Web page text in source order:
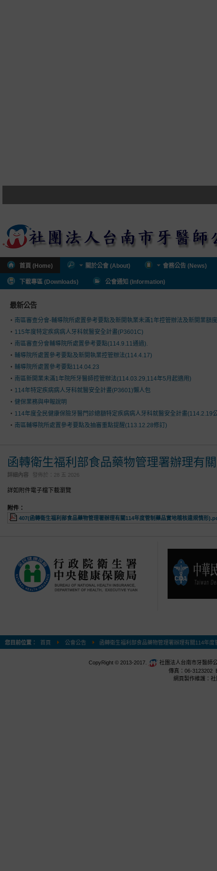
首頁 (Home) 關於公會 (About) 會務公告 (News)
下載專區 (Downloads) 公會通知 (Information)
最新公告
南區審查分會-輔導院所處置參考要點及新開執業未滿1年控管辦法及新開業額
115年度特定疾病病人牙科就醫安全計畫(P3601C)
南區審查分會輔導院所處置參考要點(114.9.11通過).
輔導院所處置參考要點及新開執業控管辦法(114.4.17)
輔導院所處置參考要點114.04.23
南區新開業未滿1年院所牙醫師控管辦法(114.03.29,114年5月起適用)
114年特定疾病病人牙科就醫安全計畫(P3601)懶人包
健保業務與申報說明
114年度全民健康保險牙醫門診總額特定疾病病人牙科就醫安全計畫(114.2.19
南區輔導院所處置參考要點及抽審重點提醒(113.12.28修訂)
函轉衛生福利部食品藥物管理署辦理有
詳細內容 發佈於： 28 五 2026
詳如附件電子檔下載瀏覽
附件：
407(函轉衛生福利部食品藥物管理署辦理有關114年度管制藥品實地稽核違規情形
您目前位置： 首頁 公會公告 函轉衛生福利部食品藥物管理署辦理有關114年
CopyRight © 2013-2017.
社團法人台南市牙醫師
傳真：06-3123202
網頁製作維護：